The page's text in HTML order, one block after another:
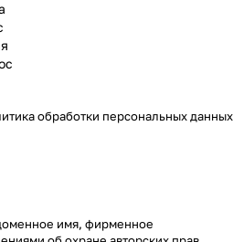
обработки персональных данных
имя, фирменное